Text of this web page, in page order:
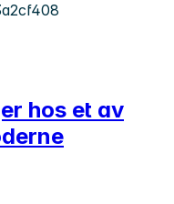
hos et av